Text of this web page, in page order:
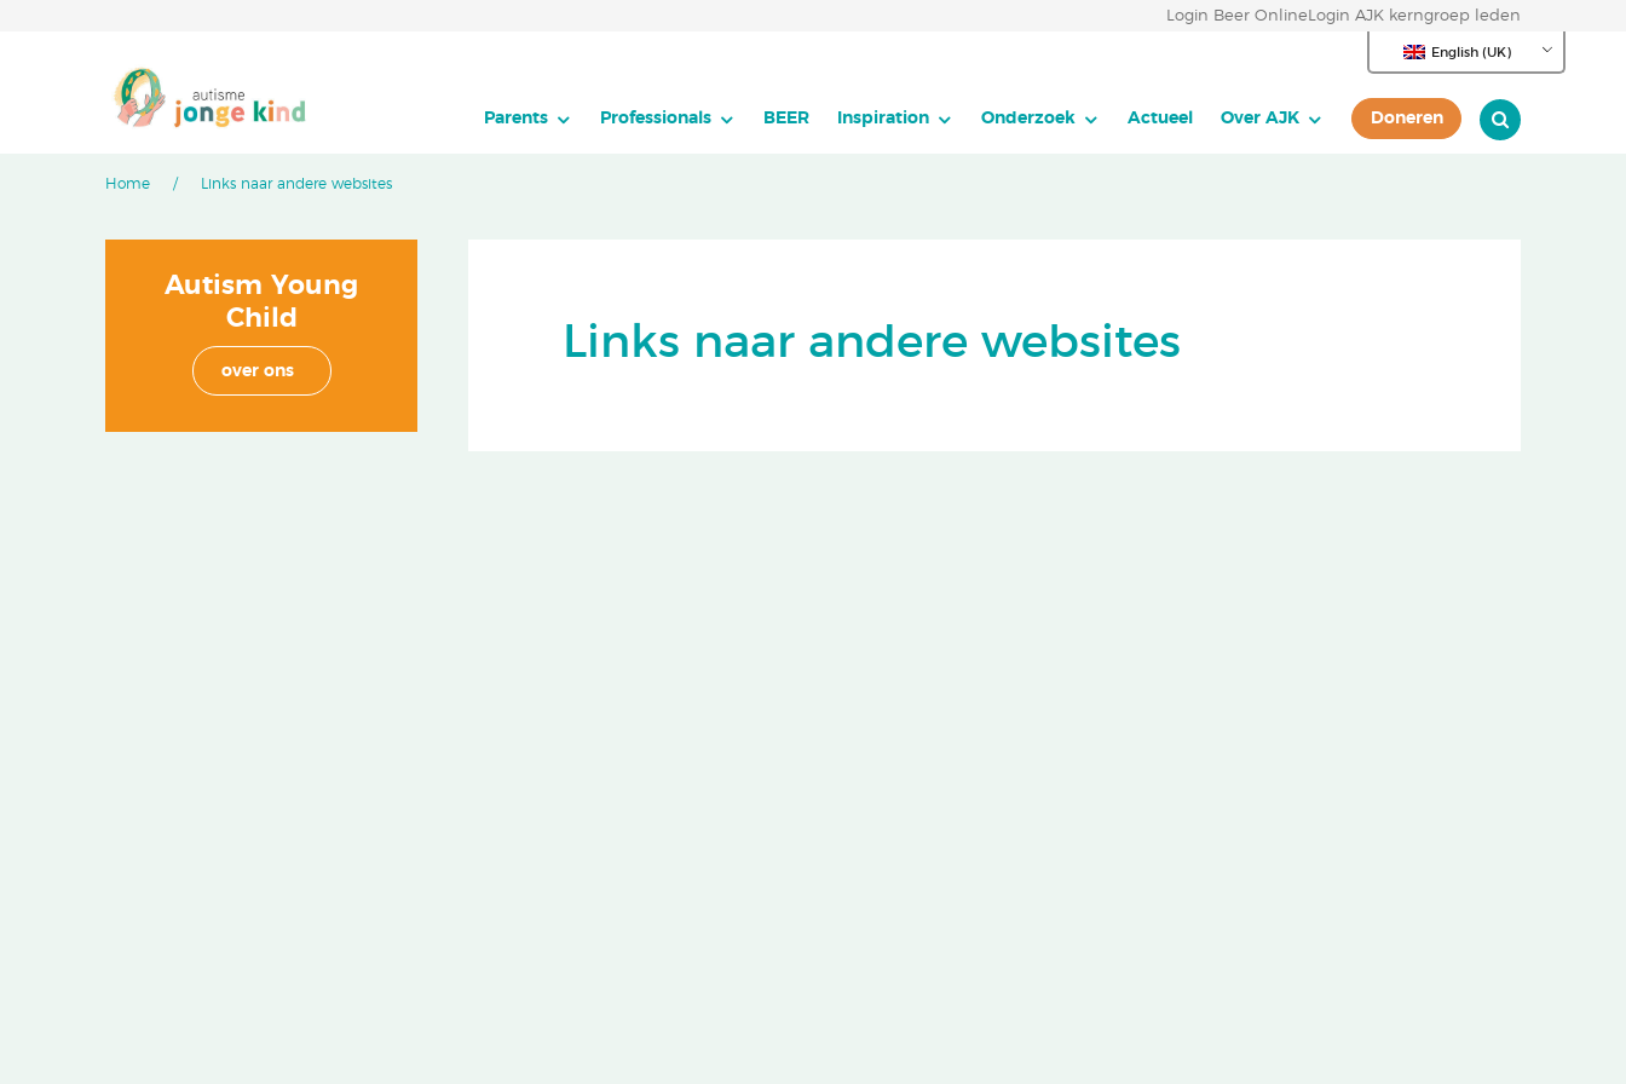
Login Beer Online Login AJK kerngroep leden
English (UK)
Parents Professionals BEER Inspiration Onderzoek Actueel Over AJK Doneren
Home Links naar andere websites
Links naar andere websites
Autism Young
Child
over ons